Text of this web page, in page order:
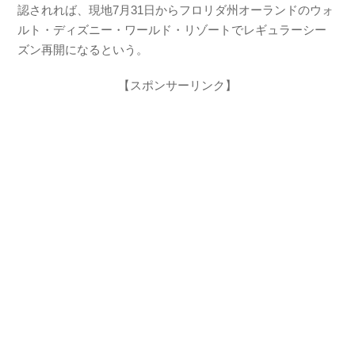
k
認されれば、現地7月31日からフロリダ州オーランドのウォ
ルト・ディズニー・ワールド・リゾートでレギュラーシー
ズン再開になるという。
【スポンサーリンク】